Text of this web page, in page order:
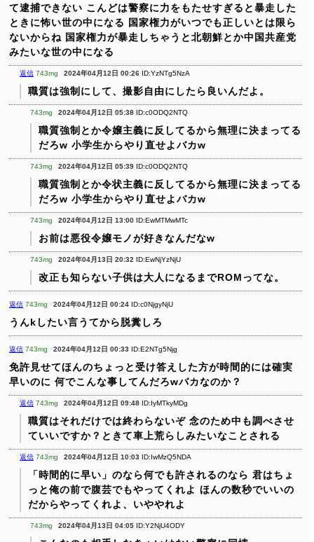
て逮捕できない こんどは警察に力をもたせすぎると暴走した
ときに怖い世の中になる 国家権力がいつでも正しいとは限ら
ないからね 国家権力が暴走しちゃうと北朝鮮とか中国共産党
みたいな世の中になる
返信 743mg 2024年04月12日 00:26 ID:YzNTg5NzA
職質は強制にして、撮影自由にしたら良いんだよ。
743mg 2024年04月12日 05:38 ID:c0ODQ2NTQ
職質強制とか令嬢主義に反してるから無理に決まってる
だろw 小学生からやり直せよバカw
743mg 2024年04月12日 05:39 ID:c0ODQ2NTQ
職質強制とか令状主義に反してるから無理に決まってる
だろw 小学生からやり直せよバカw
743mg 2024年04月12日 13:00 ID:EwMTMwMTc
お前は悪役令嬢モノが好きなんだなw
743mg 2024年04月13日 20:32 ID:EwNjYzNjU
改正も知らない子供は大人になるまでROMってな。
返信 743mg 2024年04月12日 00:24 ID:c0NjgyNjU
うんkしたい言うてから脱糞しろ
返信 743mg 2024年04月12日 00:33 ID:E2NTg5Njg
免許見せてほんのちょっと受け答えした方が時間的には確実
早いのに 何でこんな事してんだろwバカなのか？
返信 743mg 2024年04月12日 09:48 ID:IyMTkyMDg
職質はそれだけでは終わらないぞ 念のため中も調べさせ
ていいですか？ときて車上荒らしみたいなことされる
返信 743mg 2024年04月12日 10:03 ID:IwMzQ5NDA
「時間的に早い」のなら何でも許されるのなら 君はちょ
っと俺の前で腹芸でもやってくれよ ほんの数秒でいいの
だからやってくれよ、いややれよ
743mg 2024年04月13日 04:05 ID:Y2NjU4ODY